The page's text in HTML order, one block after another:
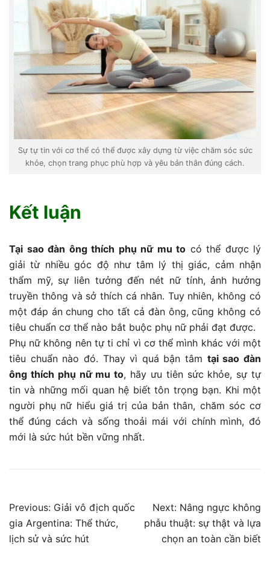
Sự tự tin với cơ thể có thể được xây dựng từ việc chăm sóc sức
khỏe, chọn trang phục phù hợp và yêu bản thân đúng cách.
Kết luận
Tại sao đàn ông thích phụ nữ mu to có thể được lý
giải từ nhiều góc độ như tâm lý thị giác, cảm nhận
thẩm mỹ, sự liên tưởng đến nét nữ tính, ảnh hưởng
truyền thông và sở thích cá nhân. Tuy nhiên, không có
một đáp án chung cho tất cả đàn ông, cũng không có
tiêu chuẩn cơ thể nào bắt buộc phụ nữ phải đạt được.
Phụ nữ không nên tự ti chỉ vì cơ thể mình khác với một
tiêu chuẩn nào đó. Thay vì quá bận tâm tại sao đàn
ông thích phụ nữ mu to, hãy ưu tiên sức khỏe, sự tự
tin và những mối quan hệ biết tôn trọng bạn. Khi một
người phụ nữ hiểu giá trị của bản thân, chăm sóc cơ
thể đúng cách và sống thoải mái với chính mình, đó
mới là sức hút bền vững nhất.
Điều
hướng
Previous: Giải vô địch quốc
gia Argentina: Thể thức,
lịch sử và sức hút
Next: Nâng ngực không
phẫu thuật: sự thật và lựa
chọn an toàn cần biết